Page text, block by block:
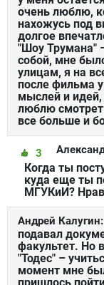
очень люблю,
нахожусь под
долгое
"Шоу Трумана"
собой, мне
улицам, я на
после фильма
мыслей и
люблю
все больше и
3
Когда ты
куда еще ты
МГУКиИ?
Андрей Калугин:
подавал
факультет. Но
"Тодес" –
момент мне
пришлось